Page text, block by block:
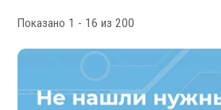
Мониторы УЦИ
Показано 1 - 16 из 200